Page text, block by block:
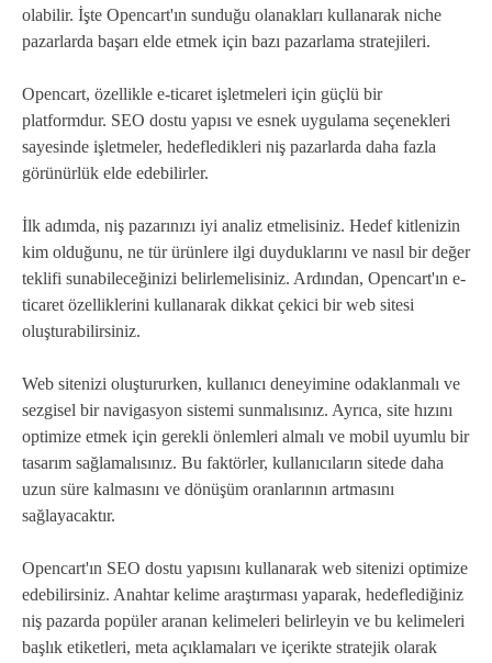
olabilir. İşte Opencart'ın sunduğu olanakları kullanarak niche
pazarlarda başarı elde etmek için bazı pazarlama stratejileri.
Opencart, özellikle e-ticaret işletmeleri için güçlü bir
platformdur. SEO dostu yapısı ve esnek uygulama seçenekleri
sayesinde işletmeler, hedefledikleri niş pazarlarda daha fazla
görünürlük elde edebilirler.
İlk adımda, niş pazarınızı iyi analiz etmelisiniz. Hedef kitlenizin
kim olduğunu, ne tür ürünlere ilgi duyduklarını ve nasıl bir değer
teklifi sunabileceğinizi belirlemelisiniz. Ardından, Opencart'ın e-
ticaret özelliklerini kullanarak dikkat çekici bir web sitesi
oluşturabilirsiniz.
Web sitenizi oluştururken, kullanıcı deneyimine odaklanmalı ve
sezgisel bir navigasyon sistemi sunmalısınız. Ayrıca, site hızını
optimize etmek için gerekli önlemleri almalı ve mobil uyumlu bir
tasarım sağlamalısınız. Bu faktörler, kullanıcıların sitede daha
uzun süre kalmasını ve dönüşüm oranlarının artmasını
sağlayacaktır.
Opencart'ın SEO dostu yapısını kullanarak web sitenizi optimize
edebilirsiniz. Anahtar kelime araştırması yaparak, hedeflediğiniz
niş pazarda popüler aranan kelimeleri belirleyin ve bu kelimeleri
başlık etiketleri, meta açıklamaları ve içerikte stratejik olarak